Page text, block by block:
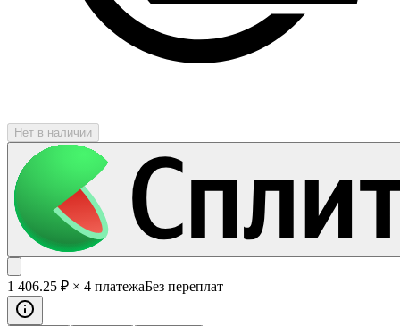
Нет в наличии
1 406.25 ₽ × 4 платежаБез переплат